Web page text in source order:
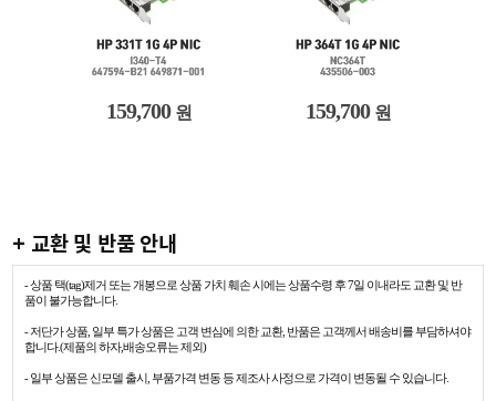
159,700 원 159,700 원
+ 교환 및 반품 안내
- 상품 택(tag)제거 또는 개봉으로 상품 가치 훼손 시에는 상품수령 후 7일 이내라도 교환 및 반
품이 불가능합니다.
- 저단가 상품, 일부 특가 상품은 고객 변심에 의한 교환, 반품은 고객께서 배송비를 부담하셔야
합니다.(제품의 하자,배송오류는 제외)
- 일부 상품은 신모델 출시, 부품가격 변동 등 제조사 사정으로 가격이 변동될 수 있습니다.